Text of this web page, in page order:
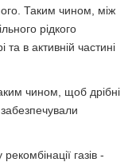
Таким чином, між
рідкого
та в активній частині
чином, щоб дрібні
газів -